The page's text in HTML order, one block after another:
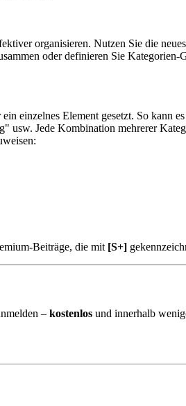
organisieren. Nutzen Sie die
oder definieren Sie
einzelnes Element gesetzt. So kann
Jede Kombination mehrerer
Beiträge, die mit [S+]
– kostenlos und innerhalb